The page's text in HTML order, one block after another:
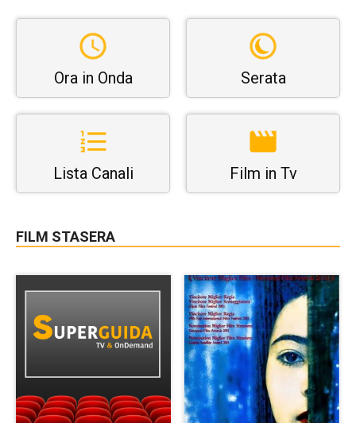
Ora in Onda Serata
Lista Canali Film in Tv
FILM STASERA